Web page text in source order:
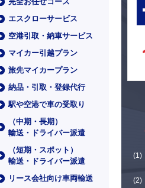
エスクローサービス
空港引取・納車サービス
マイカー引越プラン
旅先マイカープラン
納品・引取・登録代行
駅や空港で車の受取り
（中期・⻑期）
輸送・ドライバー派遣
（短期・スポット）
輸送・ドライバー派遣
リース会社向け車両輸送